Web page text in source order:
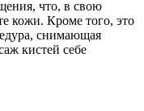
что, в свою
кожи. Кроме того, это
снимающая
кистей себе